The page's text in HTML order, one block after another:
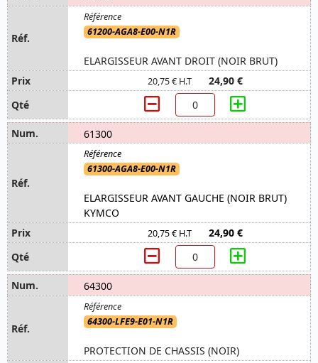
61200-AGA8-E00-N1R
ELARGISSEUR AVANT DROIT (NOIR BRUT)
20,75 € H.T 24,90 €
61300
61300-AGA8-E00-N1R
ELARGISSEUR AVANT GAUCHE (NOIR BRUT)
KYMCO
20,75 € H.T 24,90 €
64300
64300-LFE9-E01-N1R
PROTECTION DE CHASSIS (NOIR)